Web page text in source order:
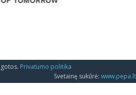
Privatumo politika
Svetainę sukūrė: www.pepa.lt